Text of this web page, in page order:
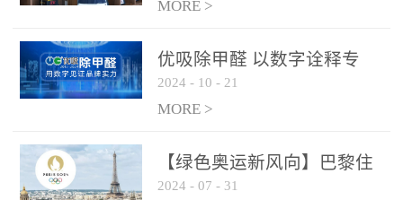
MORE >
优吸除甲醛 以数字诠释专
业，尽显除醛品牌实力！
2024 - 10 - 21
MORE >
【绿色奥运新风向】巴黎住
宿风波：优吸环保共建健康
2024 - 07 - 31